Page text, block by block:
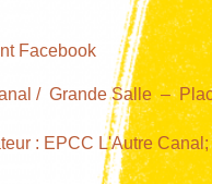
Facebook
Grande Salle
: EPCC L'Autre Canal;